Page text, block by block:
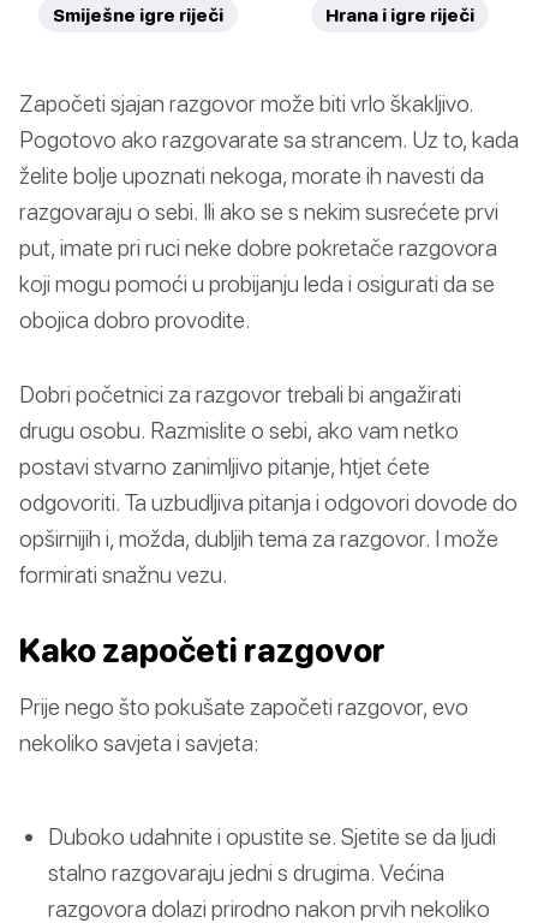
Smiješne igre riječi Hrana i igre riječi
Započeti sjajan razgovor može biti vrlo škakljivo.
Pogotovo ako razgovarate sa strancem. Uz to, kada
želite bolje upoznati nekoga, morate ih navesti da
razgovaraju o sebi. Ili ako se s nekim susrećete prvi
put, imate pri ruci neke dobre pokretače razgovora
koji mogu pomoći u probijanju leda i osigurati da se
obojica dobro provodite.
Dobri početnici za razgovor trebali bi angažirati
drugu osobu. Razmislite o sebi, ako vam netko
postavi stvarno zanimljivo pitanje, htjet ćete
odgovoriti. Ta uzbudljiva pitanja i odgovori dovode do
opširnijih i, možda, dubljih tema za razgovor. I može
formirati snažnu vezu.
Kako započeti razgovor
Prije nego što pokušate započeti razgovor, evo
nekoliko savjeta i savjeta:
Duboko udahnite i opustite se. Sjetite se da ljudi
stalno razgovaraju jedni s drugima. Većina
razgovora dolazi prirodno nakon prvih nekoliko